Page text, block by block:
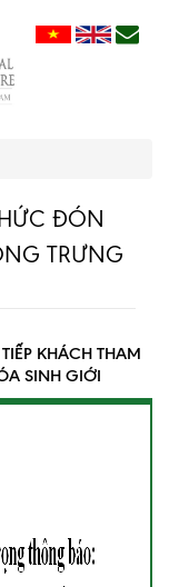
ĐÓN
TRƯNG
KHÁCH THAM
SINH GIỚI